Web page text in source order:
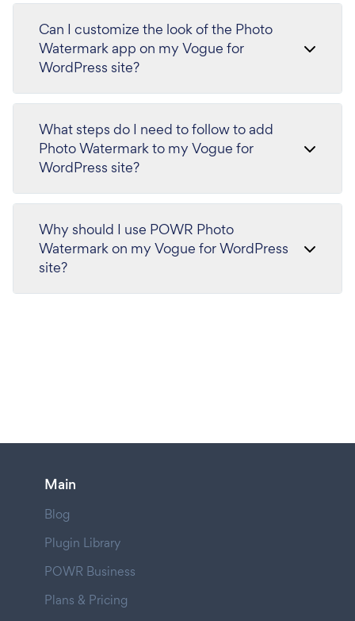
Can I customize the look of the Photo
Watermark app on my Vogue for
WordPress site?
What steps do I need to follow to add
Photo Watermark to my Vogue for
WordPress site?
Why should I use POWR Photo
Watermark on my Vogue for WordPress
site?
Main
Blog
Plugin Library
POWR Business
Plans & Pricing